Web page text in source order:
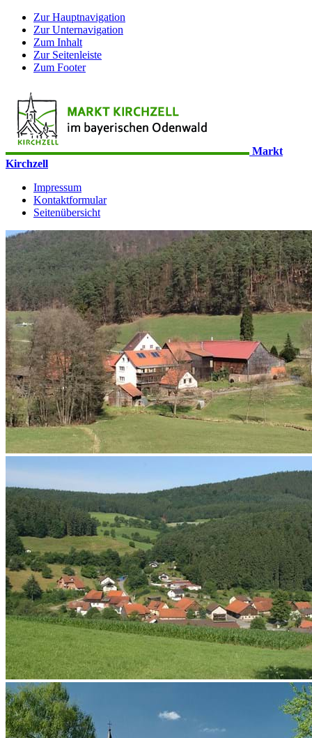
Zur Hauptnavigation
Zur Unternavigation
Zum Inhalt
Zur Seitenleiste
Zum Footer
Markt
Kirchzell
Impressum
Kontaktformular
Seitenübersicht